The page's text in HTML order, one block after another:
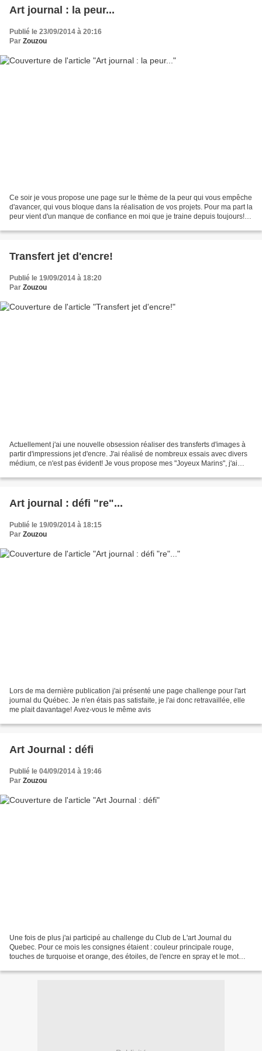
Art journal : la peur...
Publié le 23/09/2014 à 20:16
Par Zouzou
Ce soir je vous propose une page sur le thème de la peur qui vous empêche
d'avancer, qui vous bloque dans la réalisation de vos projets. Pour ma part la
peur vient d'un manque de confiance en moi que je traine depuis toujours!
Transfert jet d'encre!
Publié le 19/09/2014 à 18:20
Par Zouzou
Actuellement j'ai une nouvelle obsession réaliser des transferts d'images à
partir d'impressions jet d'encre. J'ai réalisé de nombreux essais avec divers
médium, ce n'est pas évident! Je vous propose mes "Joyeux Marins", j'ai
Art journal : défi "re"...
Publié le 19/09/2014 à 18:15
Par Zouzou
Lors de ma dernière publication j'ai présenté une page challenge pour l'art
journal du Québec. Je n'en étais pas satisfaite, je l'ai donc retravaillée, elle
me plait davantage! Avez-vous le même avis
Art Journal : défi
Publié le 04/09/2014 à 19:46
Par Zouzou
Une fois de plus j'ai participé au challenge du Club de L'art Journal du
Quebec. Pour ce mois les consignes étaient : couleur principale rouge,
touches de turquoise et orange, des étoiles, de l'encre en spray et le mot